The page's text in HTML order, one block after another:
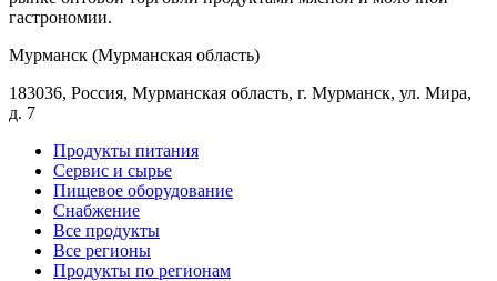
гастрономии.
Мурманск (Мурманская область)
183036, Россия, Мурманская область, г. Мурманск, ул. Мира,
д. 7
Продукты питания
Сервис и сырье
Пищевое оборудование
Снабжение
Все продукты
Все регионы
Продукты по регионам